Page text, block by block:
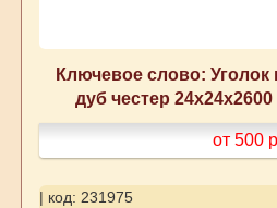
Ключевое слово:
дуб честер
от 500
| код: 231975